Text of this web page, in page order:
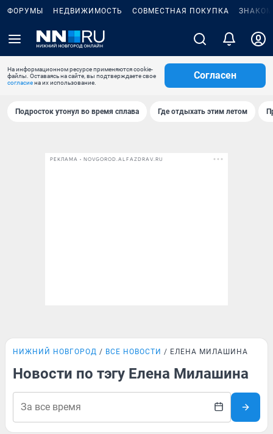
ФОРУМЫ НЕДВИЖИМОСТЬ СОВМЕСТНАЯ ПОКУПКА
На информационном ресурсе применяются cookie-
файлы. Оставаясь на сайте, вы подтверждаете свое
согласиена их использование.
Согласен
Подросток утонул во время сплава Где отдыхать этим летом
РЕКЛАМА • NOVGOROD.ALFAZDRAV.RU
НИЖНИЙ НОВГОРОД ВСЕ НОВОСТИ ЕЛЕНА МИЛАШИНА
Новости по тэгу Елена Милашина